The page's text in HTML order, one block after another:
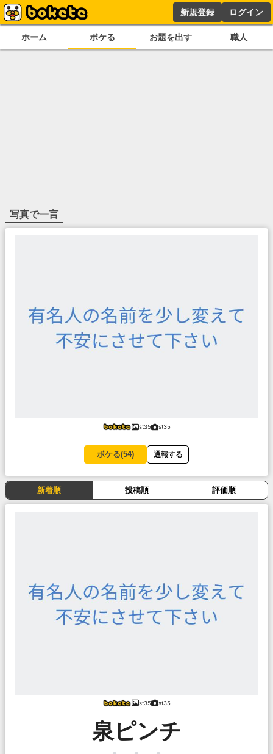
新規登録 ログイン
ホーム ボケる お題を出す 職人
写真で一言
st35 st35
ボケる(54) 通報する
新着順 投稿順 評価順
st35 st35
泉ピンチ